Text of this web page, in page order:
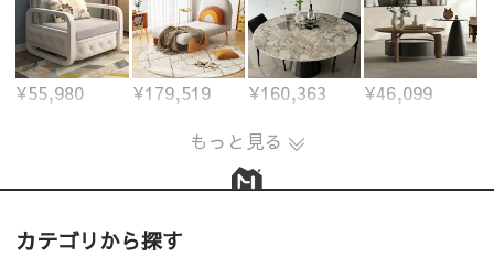
¥55,980 ¥179,519 ¥160,363
¥46,099
もっと見る
カテゴリから探す